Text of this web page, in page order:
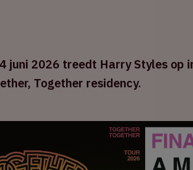
juni 2026 treedt Harry Styles op
Together residency.